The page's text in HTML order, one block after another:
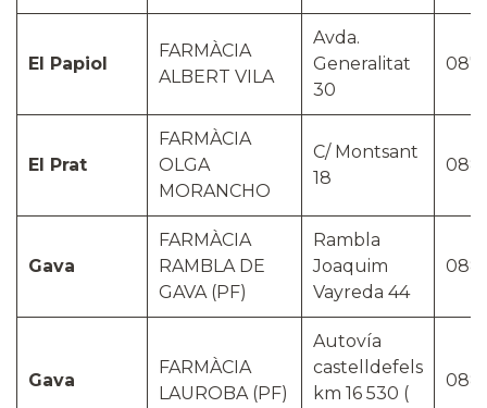
El Papiol
FARMÀCIA
ALBERT VILA
Avda.
Generalitat
30
El Prat
FARMÀCIA
OLGA
MORANCHO
C/ Montsant
18
Gava
FARMÀCIA
RAMBLA DE
GAVA (PF)
Rambla
Joaquim
Vayreda 44
Gava
FARMÀCIA
LAUROBA (PF)
Autovía
castelldefels
km 16 530 (